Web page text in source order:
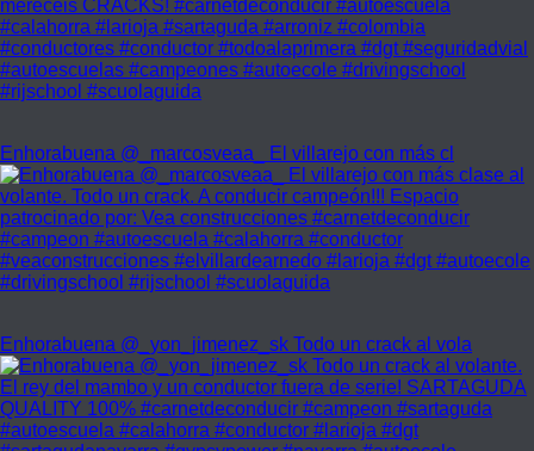
Enhorabuena @_marcosveaa_ El villarejo con más cl
Enhorabuena @_yon_jimenez_sk Todo un crack al vola